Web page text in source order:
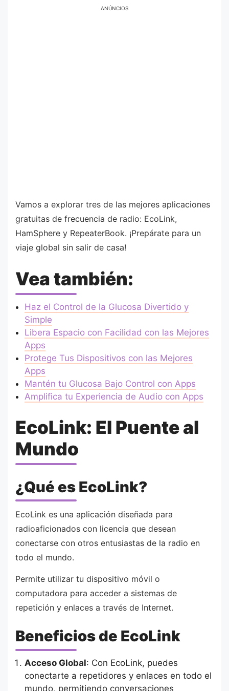
ANÚNCIOS
Vamos a explorar tres de las mejores aplicaciones
gratuitas de frecuencia de radio: EcoLink,
HamSphere y RepeaterBook. ¡Prepárate para un
viaje global sin salir de casa!
Vea también:
Haz el Control de la Glucosa Divertido y
Simple
Libera Espacio con Facilidad con las Mejores
Apps
Protege Tus Dispositivos con las Mejores
Apps
Mantén tu Glucosa Bajo Control con Apps
Amplifica tu Experiencia de Audio con Apps
EcoLink: El Puente al
Mundo
¿Qué es EcoLink?
EcoLink es una aplicación diseñada para
radioaficionados con licencia que desean
conectarse con otros entusiastas de la radio en
todo el mundo.
Permite utilizar tu dispositivo móvil o
computadora para acceder a sistemas de
repetición y enlaces a través de Internet.
Beneficios de EcoLink
Acceso Global: Con EcoLink, puedes
conectarte a repetidores y enlaces en todo el
mundo, permitiendo conversaciones